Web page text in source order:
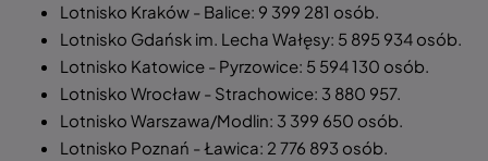
Lotnisko Kraków - Balice: 9 399 281 osób.
Lotnisko Gdańsk im. Lecha Wałęsy: 5 895 934 osób.
Lotnisko Katowice - Pyrzowice: 5 594 130 osób.
Lotnisko Wrocław - Strachowice: 3 880 957.
Lotnisko Warszawa/Modlin: 3 399 650 osób.
Lotnisko Poznań - Ławica: 2 776 893 osób.